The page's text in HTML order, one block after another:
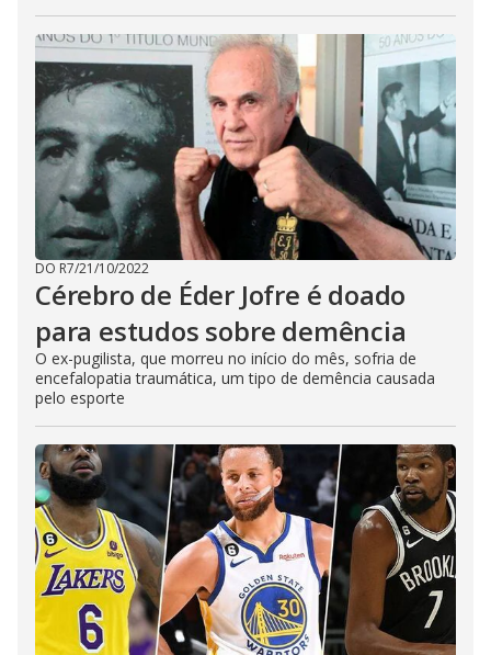
DO R7/21/10/2022
Cérebro de Éder Jofre é doado
para estudos sobre demência
O ex-pugilista, que morreu no início do mês, sofria de
encefalopatia traumática, um tipo de demência causada
pelo esporte